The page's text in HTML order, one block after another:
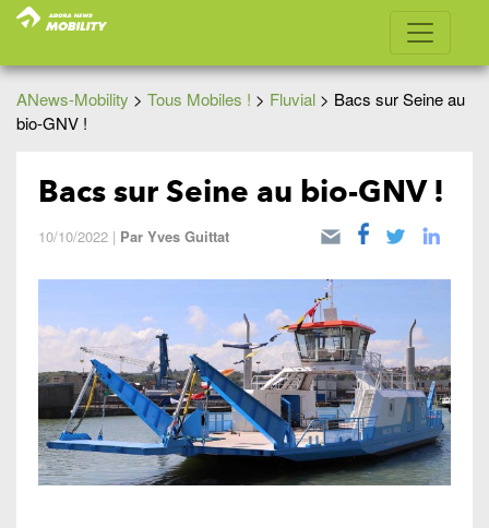
ANews-Mobility > Tous Mobiles ! > Fluvial > Bacs sur Seine au
bio-GNV !
Bacs sur Seine au bio-GNV !
10/10/2022 | Par Yves Guittat